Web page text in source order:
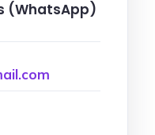
(WhatsApp)